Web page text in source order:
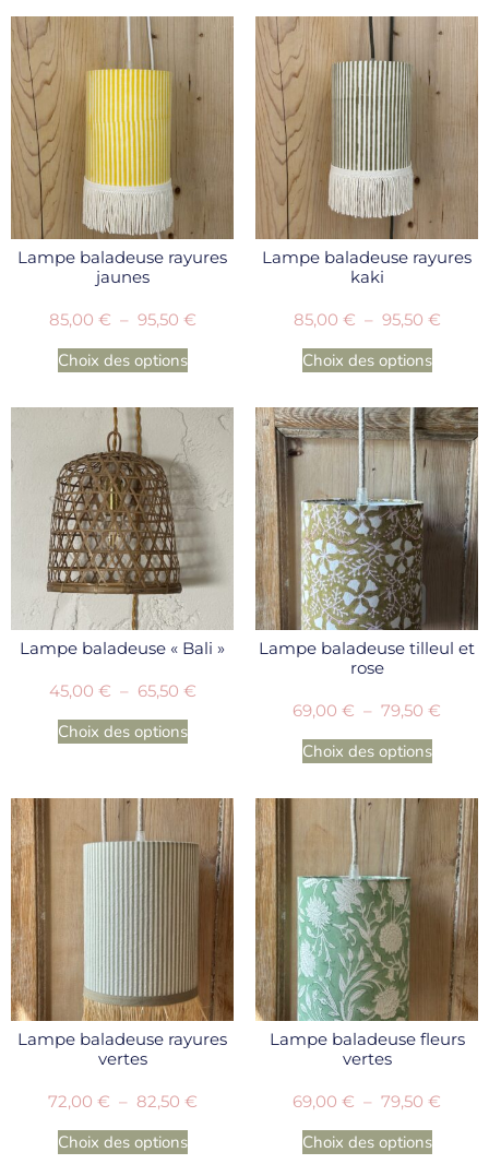
Lampe baladeuse rayures
jaunes
85,00 € – 95,50 €
Choix des options
Lampe baladeuse rayures
kaki
85,00 € – 95,50 €
Choix des options
Lampe baladeuse « Bali »
45,00 € – 65,50 €
Choix des options
Lampe baladeuse tilleul et
rose
69,00 € – 79,50 €
Choix des options
Lampe baladeuse rayures
vertes
72,00 € – 82,50 €
Choix des options
Lampe baladeuse fleurs
vertes
69,00 € – 79,50 €
Choix des options